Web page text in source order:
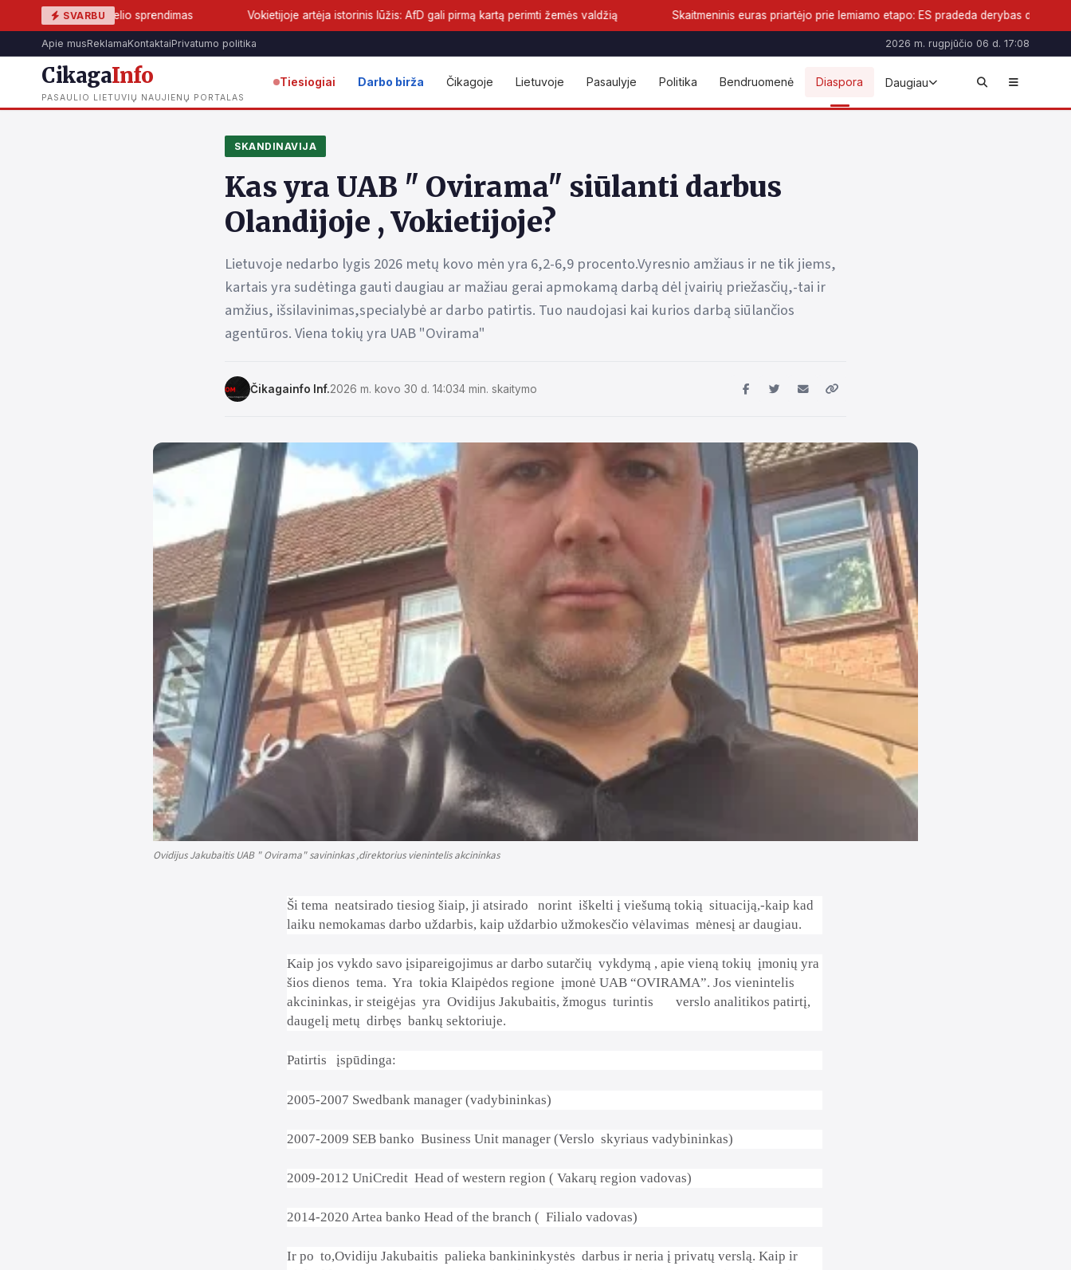
SVARBU
sprendimas Vokietijoje artėja istorinis lūžis: AfD gali pirmą kartą perimti žemės valdžią Skaitmeninis euras priartėjo prie lemiamo etapo: ES pradeda derybas dėl naujos pinigų formos
Apie musReklamaKontaktaiPrivatumo politika 2026 m. rugpjūčio 06 d. 17:08
CikagaInfo
PASAULIO LIETUVIŲ NAUJIENŲ PORTALAS
Tiesiogiai Darbo birža Čikagoje Lietuvoje Pasaulyje Politika Bendruomenė Diaspora Daugiau
SKANDINAVIJA
Kas yra UAB " Ovirama" siūlanti darbus
Olandijoje , Vokietijoje?
Lietuvoje nedarbo lygis 2026 metų kovo mėn yra 6,2-6,9 procento.Vyresnio amžiaus ir ne tik jiems,
kartais yra sudėtinga gauti daugiau ar mažiau gerai apmokamą darbą dėl įvairių priežasčių,-tai ir
amžius, išsilavinimas,specialybė ar darbo patirtis. Tuo naudojasi kai kurios darbą siūlančios
agentūros. Viena tokių yra UAB "Ovirama"
Čikagainfo Inf.2026 m. kovo 30 d. 14:034 min. skaitymo
Ovidijus Jakubaitis UAB " Ovirama" savininkas ,direktorius vienintelis akcininkas
Ši tema neatsirado tiesiog šiaip, ji atsirado norint iškelti į viešumą tokią situaciją,-kaip kad
laiku nemokamas darbo uždarbis, kaip uždarbio užmokesčio vėlavimas mėnesį ar daugiau.
Kaip jos vykdo savo įsipareigojimus ar darbo sutarčių vykdymą , apie vieną tokių įmonių yra
šios dienos tema. Yra tokia Klaipėdos regione įmonė UAB “OVIRAMA”. Jos vienintelis
akcininkas, ir steigėjas yra Ovidijus Jakubaitis, žmogus turintis
verslo analitikos patirtį,
daugelį metų dirbęs bankų sektoriuje.
Patirtis įspūdinga:
2005-2007 Swedbank manager (vadybininkas)
2007-2009 SEB banko Business Unit manager (Verslo skyriaus vadybininkas)
2009-2012 UniCredit Head of western region ( Vakarų region vadovas)
2014-2020 Artea banko Head of the branch ( Filialo vadovas)
Ir po to,Ovidiju Jakubaitis palieka bankininkystės darbus ir neria į privatų verslą. Kaip ir